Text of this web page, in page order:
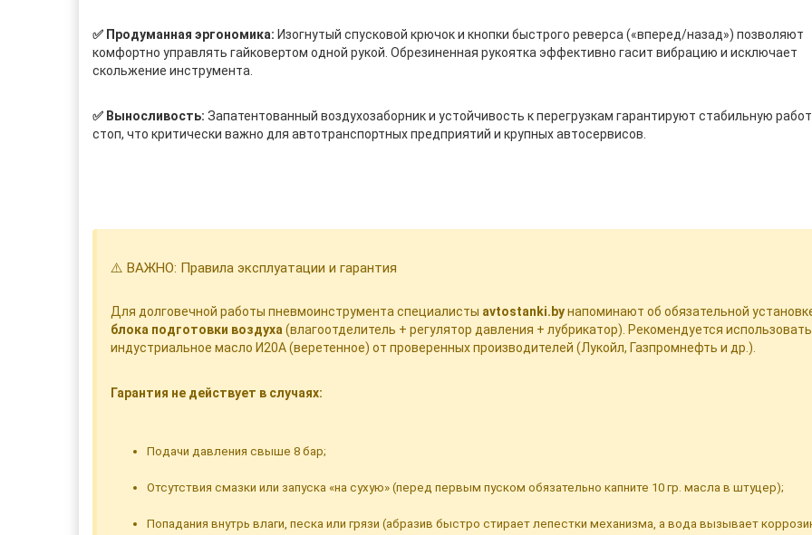
✅ Продуманная эргономика: Изогнутый спусковой крючок и кнопки быстрого реверса («вперед/назад») позволяют
комфортно управлять гайковертом одной рукой. Обрезиненная рукоятка эффективно гасит вибрацию и исключает
скольжение инструмента.
✅ Выносливость: Запатентованный воздухозаборник и устойчивость к перегрузкам гарантируют стабильную
стоп, что критически важно для автотранспортных предприятий и крупных автосервисов.
⚠️ ВАЖНО: Правила эксплуатации и гарантия
Для долговечной работы пневмоинструмента специалисты avtostanki.byнапоминают об обязательной
блока подготовки воздуха (влагоотделитель + регулятор давления + лубрикатор). Рекомендуется использовать
индустриальное масло И20А (веретенное) от проверенных производителей (Лукойл, Газпромнефть и др.).
Гарантия не действует в случаях:
Подачи давления свыше 8 бар;
Отсутствия смазки или запуска «на сухую» (перед первым пуском обязательно капните 10 гр. масла в штуцер);
Попадания внутрь влаги, песка или грязи (абразив быстро стирает лепестки механизма, а вода вызывает